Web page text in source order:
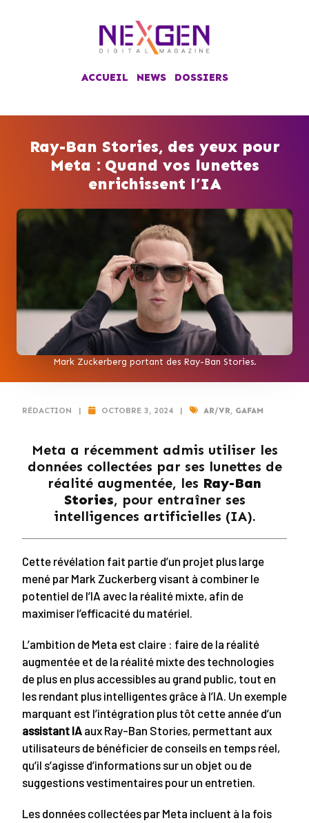
ACCUEIL NEWS DOSSIERS
Ray-Ban Stories, des yeux pour
Meta : Quand vos lunettes
enrichissent l’IA
Mark Zuckerberg portant des Ray-Ban Stories.
RÉDACTION | OCTOBRE 3, 2024 | AR/VR, GAFAM
Meta a récemment admis utiliser les
données collectées par ses lunettes de
réalité augmentée, les Ray-Ban
Stories, pour entraîner ses
intelligences artificielles (IA).
Cette révélation fait partie d’un projet plus large
mené par Mark Zuckerberg visant à combiner le
potentiel de l’IA avec la réalité mixte, afin de
maximiser l’efficacité du matériel.
L’ambition de Meta est claire : faire de la réalité
augmentée et de la réalité mixte des technologies
de plus en plus accessibles au grand public, tout en
les rendant plus intelligentes grâce à l’IA. Un exemple
marquant est l’intégration plus tôt cette année d’un
assistant IA aux Ray-Ban Stories, permettant aux
utilisateurs de bénéficier de conseils en temps réel,
qu’il s’agisse d’informations sur un objet ou de
suggestions vestimentaires pour un entretien.
Les données collectées par Meta incluent à la fois